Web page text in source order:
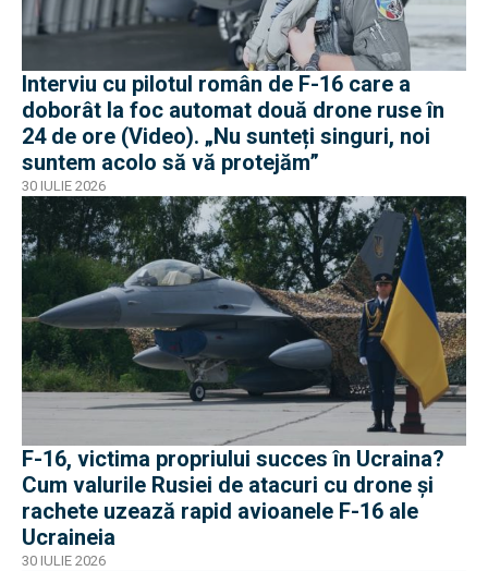
Interviu cu pilotul român de F-16 care a
doborât la foc automat două drone ruse în
24 de ore (Video). „Nu sunteți singuri, noi
suntem acolo să vă protejăm”
30 IULIE 2026
F-16, victima propriului succes în Ucraina?
Cum valurile Rusiei de atacuri cu drone și
rachete uzează rapid avioanele F-16 ale
Ucraineia
30 IULIE 2026